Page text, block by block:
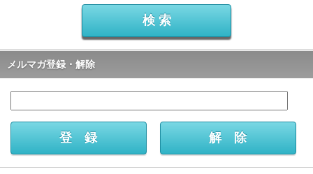
メルマガ登録・解除